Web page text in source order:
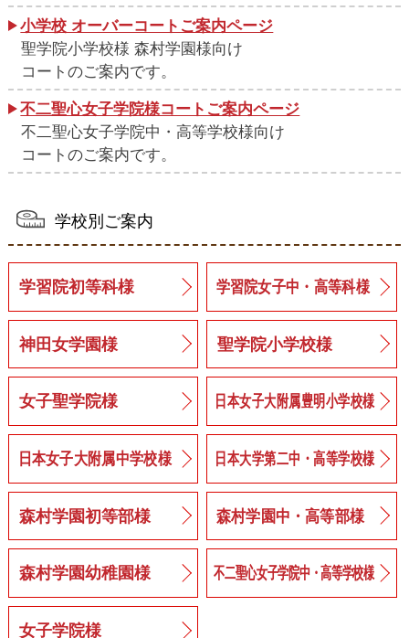
小学校 オーバーコートご案内ページ
聖学院小学校様 森村学園様向け
コートのご案内です。
不二聖心女子学院様コートご案内ページ
不二聖心女子学院中・高等学校様向け
コートのご案内です。
学校別ご案内
学習院初等科様 学習院女子中・高等科様
神田女学園様 聖学院小学校様
女子聖学院様 日本女子大附属豊明小学校様
日本女子大附属中学校様 日本大学第二中・高等学校様
森村学園初等部様 森村学園中・高等部様
森村学園幼稚園様 不二聖心女子学院中・高等学校様
女子学院様